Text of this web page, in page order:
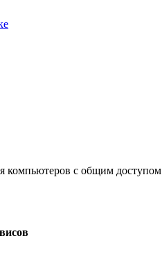
компьютеров с общим доступом